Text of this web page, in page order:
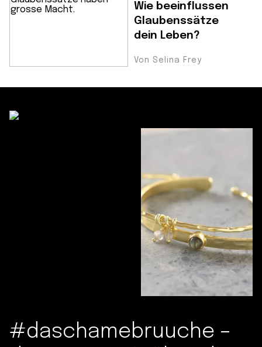
Wie beeinflussen
Glaubenssätze
dein Leben?
Von Selina Frey
#daschamebruuche –